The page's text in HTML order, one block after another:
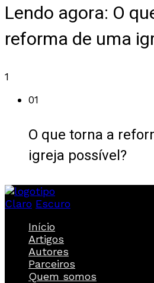
Lendo agora: O
reforma de uma
1
01
O que torna a
igreja possível?
Claro Escuro
Início
Artigos
Autores
Parceiros
Quem somos